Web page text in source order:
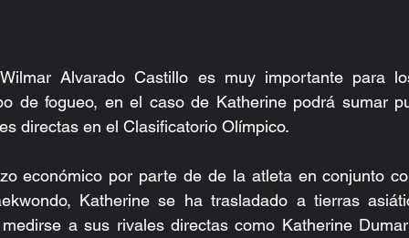
Alvarado Castillo es muy importante para
de fogueo, en el caso de Katherine podrá sumar
directas en el Clasificatorio Olímpico.
económico por parte de de la atleta en conjunto
Katherine se ha trasladado a tierras
a sus rivales directas como Katherine